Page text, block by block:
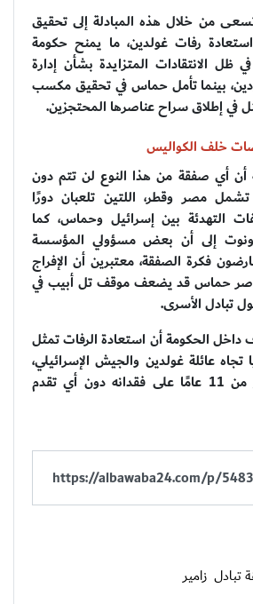
من خلال هذه المبادلة إلى تحقيق
رفات غولدين، ما يمنح حكومة
ظل الانتقادات المتزايدة بشأن إدارة
بينما تأمل حماس في تحقيق مكسب
في إطلاق سراح عناصرها المحتجزين.
خلف الكواليس
أن أي صفقة من هذا النوع لن تتم دون
مصر وقطر، اللتين تلعبان دورًا
التهدئة بين إسرائيل وحماس، كما
إلى أن بعض مسؤولي المؤسسة
فكرة الصفقة، معتبرين أن الإفراج
حماس قد يضعف موقف تل أبيب في
تبادل الأسرى.
داخل الحكومة أن استعادة الرفات تمثل
تجاه عائلة غولدين والجيش الإسرائيلي،
خاصة مع مرور أكثر من 11 عامًا على فقدانه دون أي تقدم
تبادل زامير